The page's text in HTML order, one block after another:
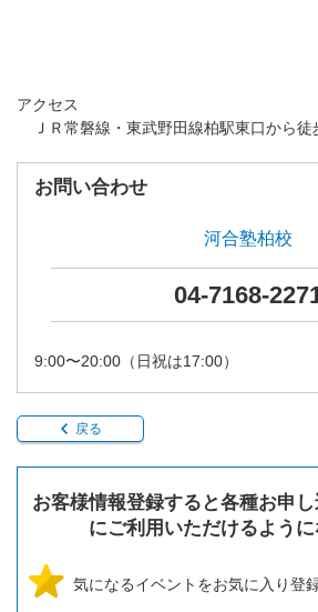
アクセス
ＪＲ常磐線・東武野田線柏駅東口から徒
お問い合わせ
河合塾柏校
04-7168-
9:00〜20:00（日祝は17:00）
戻る
お客様情報登録すると各種お申
にご利用いただけるように
気になるイベントをお気に入り登